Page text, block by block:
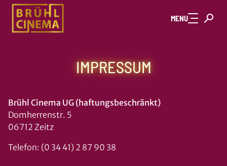
Zum Hauptinhalt springen MENU
IMPRESSUM
Brühl Cinema UG (haftungsbeschränkt)
Domherrenstr. 5
06712 Zeitz
Telefon: (0 34 41) 2 87 90 38